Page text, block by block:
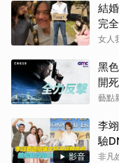
結
完
女人
黑
開
藝點
影音
李
驗
非凡